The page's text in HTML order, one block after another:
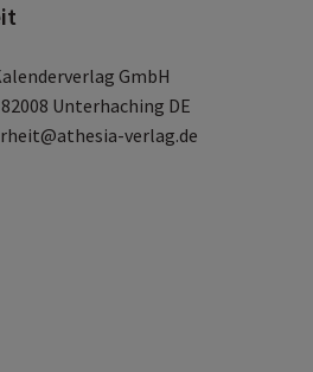
GmbH
Unterhaching DE
verlag.de